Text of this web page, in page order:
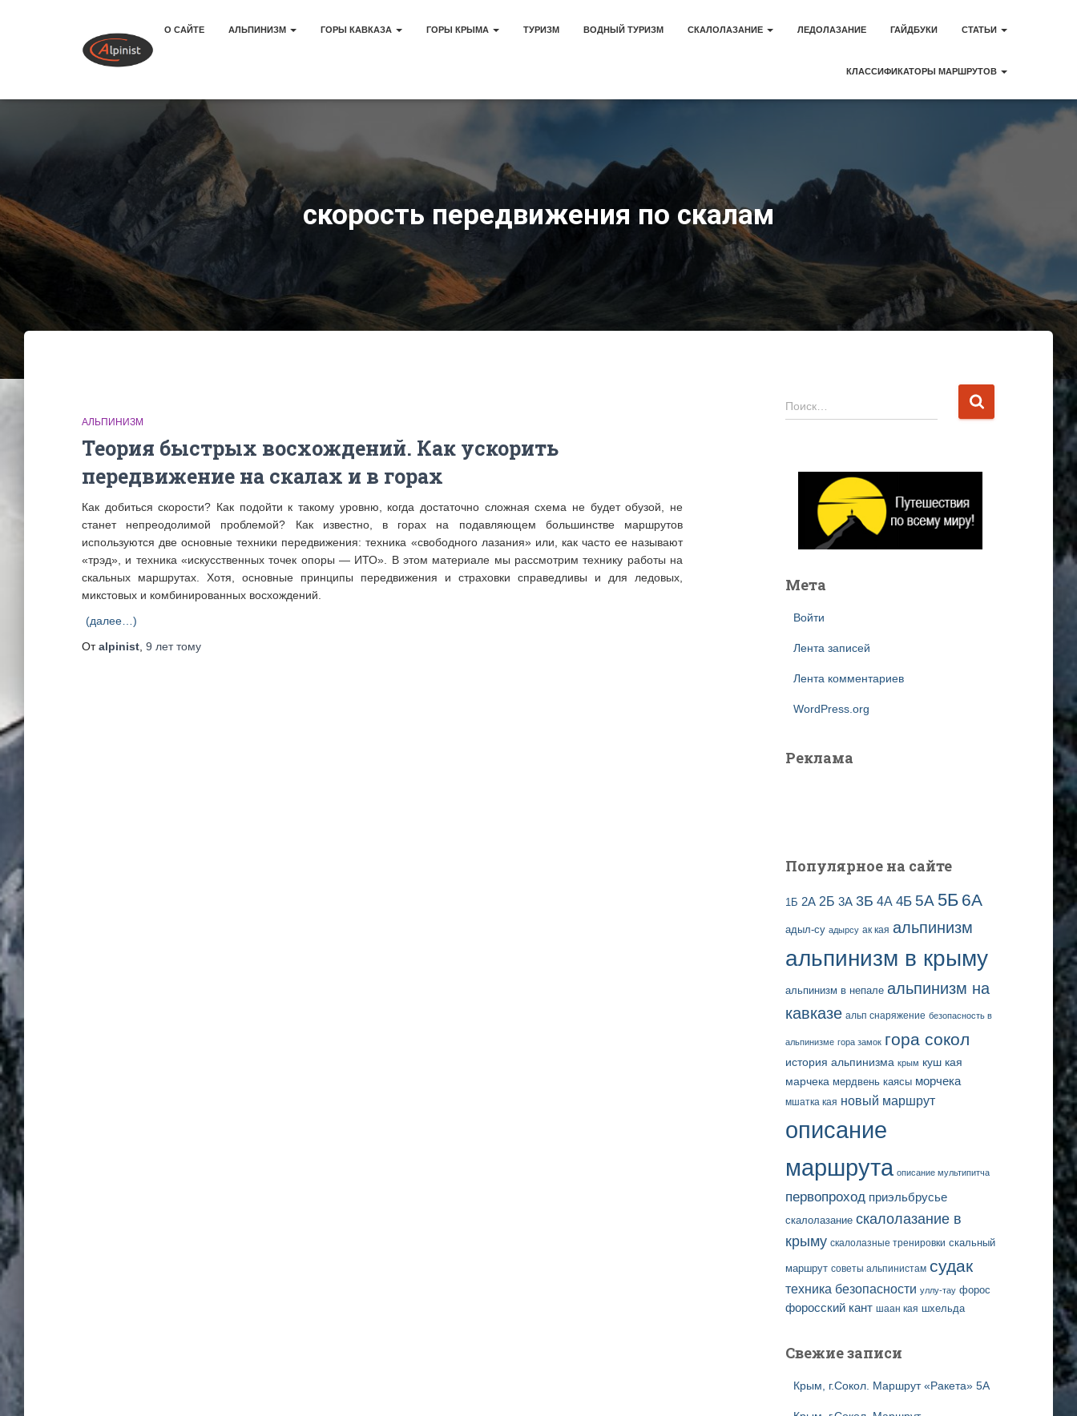
О САЙТЕ АЛЬПИНИЗМ ГОРЫ КАВКАЗА ГОРЫ КРЫМА ТУРИЗМ ВОДНЫЙ ТУРИЗМ СКАЛОЛАЗАНИЕ ЛЕДОЛАЗАНИЕ ГАЙДБУКИ СТАТЬИ
КЛАССИФИКАТОРЫ МАРШРУТОВ
скорость передвижения по скалам
АЛЬПИНИЗМ
Теория быстрых восхождений. Как ускорить
передвижение на скалах и в горах
Как добиться скорости? Как подойти к такому уровню, когда достаточно сложная схема не будет обузой, не
станет непреодолимой проблемой? Как известно, в горах на подавляющем большинстве маршрутов
используются две основные техники передвижения: техника «свободного лазания» или, как часто ее называют
«трэд», и техника «искусственных точек опоры — ИТО». В этом материале мы рассмотрим технику работы на
скальных маршрутах. Хотя, основные принципы передвижения и страховки справедливы и для ледовых,
микстовых и комбинированных восхождений.
(далее…)
Отalpinist 9 леттому
Н
а
Поиск…
Мета
Войти
Лента записей
Лента комментариев
WordPress.org
Реклама
Популярное на сайте
1Б 2А 2Б 3А 3Б 4А 4Б 5А 5Б 6А
адыл-су адырсу ак кая альпинизм
альпинизм в крыму
альпинизм в непале альпинизм на
кавказе альп снаряжение безопасность в
альпинизме гора замок гора сокол
история альпинизма крым куш кая
марчека мердвень каясы морчека
мшатка кая новый маршрут
описание
маршрута описание мультипитча
первопроход приэльбрусье
скалолазание скалолазание в
крыму скалолазные тренировки скальный
маршрут советы альпинистам судак
техника безопасности уллу-тау форос
форосский кант шаан кая шхельда
Свежие записи
Крым, г.Сокол. Маршрут «Ракета» 5А